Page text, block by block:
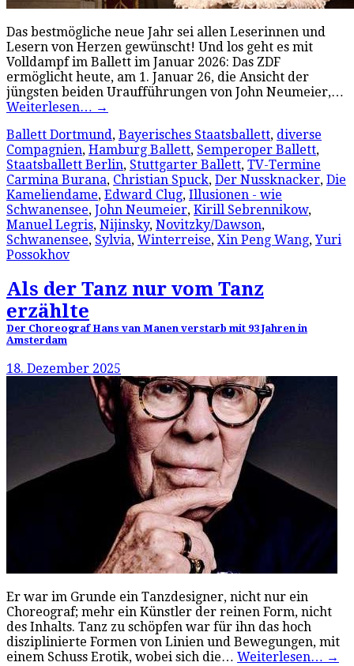
Das bestmögliche neue Jahr sei allen Leserinnen und
Lesern von Herzen gewünscht! Und los geht es mit
Volldampf im Ballett im Januar 2026: Das ZDF
ermöglicht heute, am 1. Januar 26, die Ansicht der
jüngsten beiden Uraufführungen von John Neumeier,…
Weiterlesen… →
Ballett Dortmund, Bayerisches Staatsballett, diverse
Compagnien, Hamburg Ballett, Semperoper Ballett,
Staatsballett Berlin, Stuttgarter Ballett, TV-Termine
Carmina Burana, Christian Spuck, Der Nussknacker, Die
Kameliendame, Edward Clug, Illusionen - wie
Schwanensee, John Neumeier, Kirill Sebrennikow,
Manuel Legris, Nijinsky, Novitzky/Dawson,
Schwanensee, Sylvia, Winterreise, Xin Peng Wang,Yuri
Possokhov
Als der Tanz nur vom Tanz
erzählte
Der Choreograf Hans van Manen verstarb mit 93 Jahren in
Amsterdam
18. Dezember 2025
Er war im Grunde ein Tanzdesigner, nicht nur ein
Choreograf; mehr ein Künstler der reinen Form, nicht
des Inhalts. Tanz zu schöpfen war für ihn das hoch
disziplinierte Formen von Linien und Bewegungen, mit
einem Schuss Erotik, wobei sich die… Weiterlesen… →